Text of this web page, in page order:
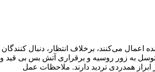
اعمال می‌کنند، برخلاف انتظار، دنبال کنندگان
به زور روسیه و برقراری آتش بس بی قید و
ابراز همدردی تردید دارند. ملاحظات عمل